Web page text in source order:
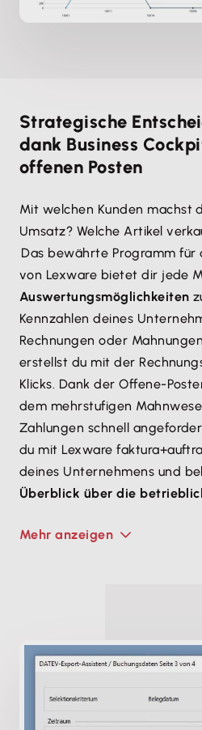
Strategische
dank Business
offenen Posten
Mit welchen Kunden machst
Umsatz? Welche Artikel
Das bewährte Programm für
von Lexware bietet dir jede
Auswertungsmöglichkeiten
Kennzahlen deines
Rechnungen oder
erstellst du mit der
Klicks. Dank der Offene-
dem mehrstufigen
Zahlungen schnell
du mit Lexware
deines Unternehmens und
Überblick über die
Mehr anzeigen